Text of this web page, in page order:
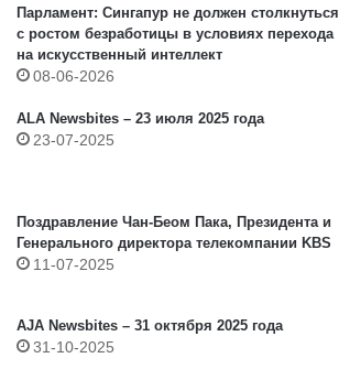
Парламент: Сингапур не должен столкнуться
с ростом безработицы в условиях перехода
на искусственный интеллект
08-06-2026
ALA Newsbites – 23 июля 2025 года
23-07-2025
Поздравление Чан-Беом Пака, Президента и
Генерального директора телекомпании KBS
11-07-2025
AJA Newsbites – 31 октября 2025 года
31-10-2025